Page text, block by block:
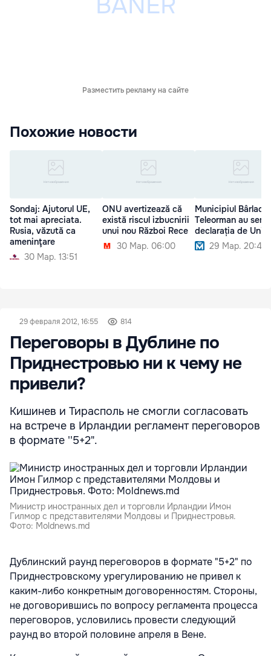
Разместить рекламу на сайте
Похожие новости
Sondaj: Ajutorul UE,
tot mai apreciata.
Rusia, văzută ca
ameninţare
30 Мар. 13:51
ONU avertizează că
există riscul izbucnirii
unui nou Război Rece
30 Мар. 06:00
Municipiul Bârlad
Teleorman au
declarația de Unire
29 Мар. 20:40
29 февраля 2012, 16:55 814
Переговоры в Дублине по
Приднестровью ни к чему не
привели?
Кишинев и Тирасполь не смогли согласовать
на встрече в Ирландии регламент переговоров
в формате ''5+2".
Министр иностранных дел и торговли Ирландии Имон
Гилмор с представителями Молдовы и Приднестровья.
Фото: Moldnews.md
Дублинский раунд переговоров в формате "5+2" по
Приднестровскому урегулированию не привел к
каким-либо конкретным договоренностям. Стороны,
не договорившись по вопросу регламента процесса
переговоров, условились провести следующий
раунд во второй половине апреля в Вене.